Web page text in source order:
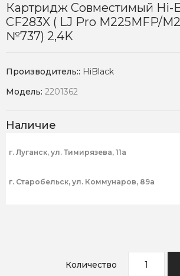
Картридж Совместимый Hi-
CF283X ( LJ Pro M225MFP/
№737) 2,4K
Производитель:: HiBlack
Модель: 2201362
Наличие
г. Луганск, ул. Тимирязева, 11а
г. Старобельск, ул. Коммунаров, 89а
Количество